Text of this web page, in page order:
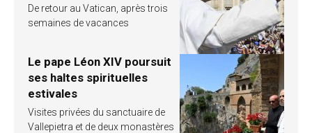
De retour au Vatican, après trois
semaines de vacances
Le pape Léon XIV poursuit
ses haltes spirituelles
estivales
Visites privées du sanctuaire de
Vallepietra et de deux monastères